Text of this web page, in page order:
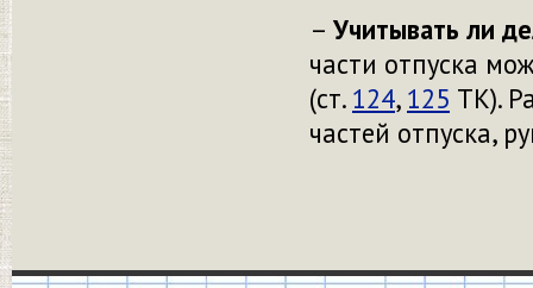
– Учитывать ли
части отпуска
(ст. 124, 125 ТК).
частей отпуска,